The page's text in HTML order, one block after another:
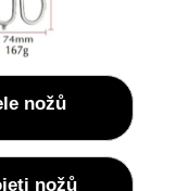
nožů
nožů